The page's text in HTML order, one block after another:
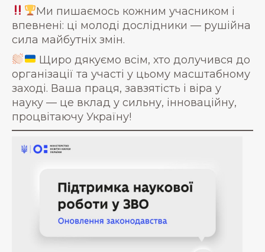
Ми пишаємось кожним учасником і
впевнені: ці молоді дослідники — рушійна
сила майбутніх змін.
Щиро дякуємо всім, хто долучився до
організації та участі у цьому масштабному
заході. Ваша праця, завзятість і віра у
науку — це вклад у сильну, інноваційну,
процвітаючу Україну!